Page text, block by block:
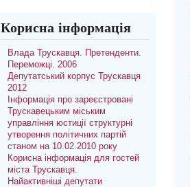
Корисна інформація
Влада Трускавця. Претенденти.
Переможці. 2006
Депутатський корпус Трускавця
2012
Інформація про зареєстровані
Трускавецьким міським
управління юстиції структурні
утворення політичних партій
станом на 10.02.2010 року
Корисна інформація для гостей
міста Трускавця.
Найактивніші депутати